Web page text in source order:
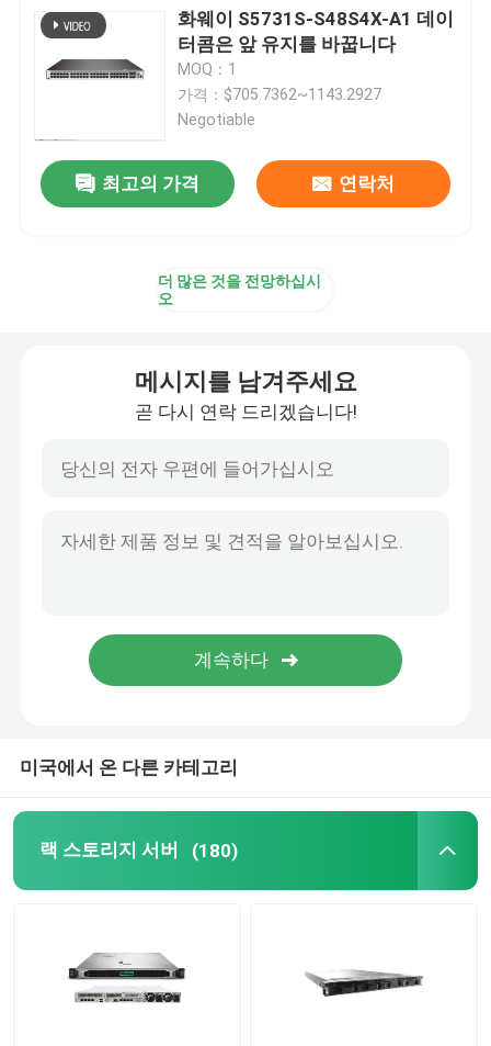
화웨이 퓨젼 서버
델 파워에지 서버
H3C 서버
현명한 무선 라우터
하드 드라이브 HDD
내부 하드 드라이브 SSD
인텔 CPU 프로세서
SFP 송수신기 모듈
섬유 채널 스위치
화웨이 S5731S-S48S4X-A1 데이
터콤은 앞 유지를 바꿉니다
MOQ：1
가격：$705.7362~1143.2927
Negotiable
최고의 가격 연락처
더 많은 것을 전망하십시
오
메시지를 남겨주세요
곧 다시 연락 드리겠습니다!
미국에서 온 다른 카테고리
랙 스토리지 서버 (180)